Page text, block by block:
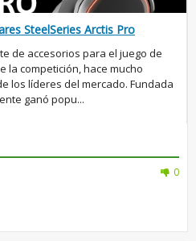
SteelSeries Arctis Pro
de accesorios para el juego de
competición, hace mucho
los líderes del mercado. Fundada
ganó popu...
0